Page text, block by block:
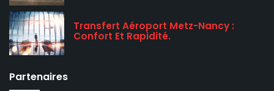
Transfert Aéroport Metz-Nancy :
Confort Et Rapidité.
Partenaires